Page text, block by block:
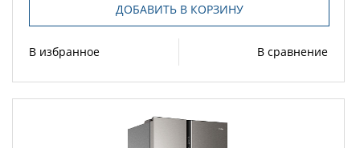
ДОБАВИТЬ В КОРЗИНУ
В избранное В сравнение